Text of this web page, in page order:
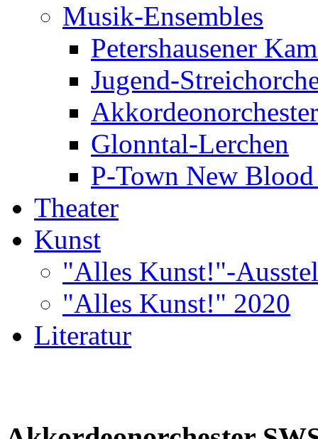
Musik-Ensembles
Petershausener
Jugend-
Glonntal-Lerchen
P-Town New Blood
Theater
Kunst
"Alles Kunst!"-
"Alles Kunst!" 2020
Literatur